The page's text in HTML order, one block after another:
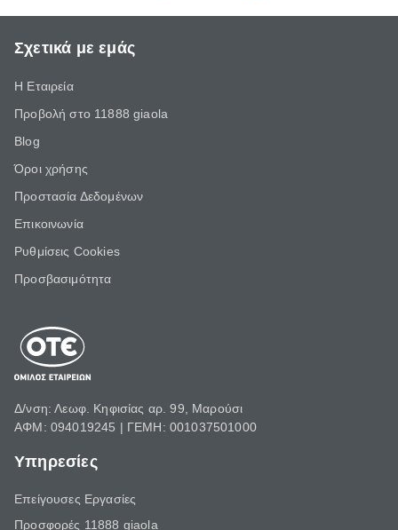
Σχετικά με εμάς
Η Εταιρεία
Προβολή στο 11888 giaola
Blog
Όροι χρήσης
Προστασία Δεδομένων
Επικοινωνία
Ρυθμίσεις Cookies
Προσβασιμότητα
Δ/νση: Λεωφ. Κηφισίας αρ. 99, Μαρούσι
ΑΦΜ: 094019245 | ΓΕΜΗ: 001037501000
Υπηρεσίες
Επείγουσες Εργασίες
Προσφορές 11888 giaola